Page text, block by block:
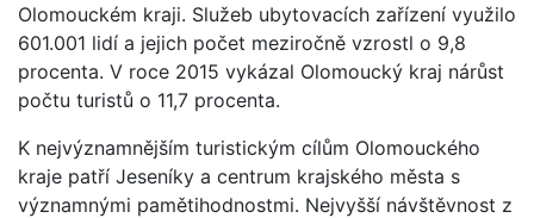
Olomouckém kraji. Služeb ubytovacích zařízení využilo
601.001 lidí a jejich počet meziročně vzrostl o 9,8
procenta. V roce 2015 vykázal Olomoucký kraj nárůst
počtu turistů o 11,7 procenta.
K nejvýznamnějším turistickým cílům Olomouckého
kraje patří Jeseníky a centrum krajského města s
významnými pamětihodnostmi. Nejvyšší návštěvnost z